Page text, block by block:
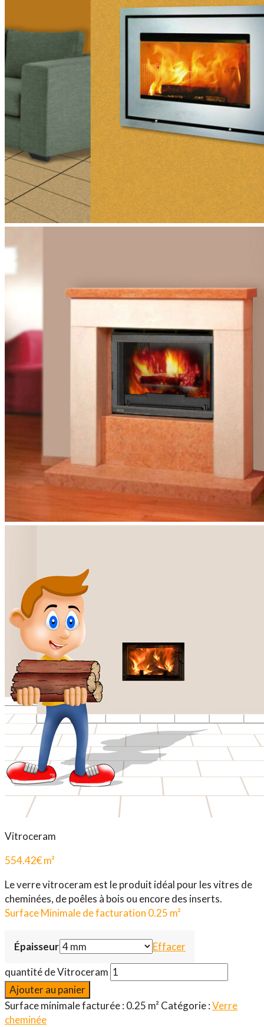
Vitroceram
554.42€m²
Le verre vitroceram est le produit idéal pour les vitres de
cheminées, de poêles à bois ou encore des inserts.
Surface Minimale de facturation 0.25 m²
Épaisseur Effacer
quantité de Vitroceram
Ajouter au panier
Surface minimale facturée : 0.25 m² Catégorie :Verre
cheminée